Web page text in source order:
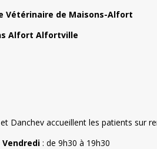
Vétérinaire de Maisons-Alfort
Alfort Alfortville
Danchev accueillent les patients sur
Vendredi : de 9h30 à 19h30